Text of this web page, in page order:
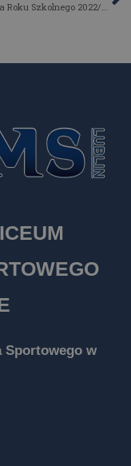
Inauguracja Roku Szkolnego 2022/23 – Ślubowanie klas pierwszych
Sportowego w